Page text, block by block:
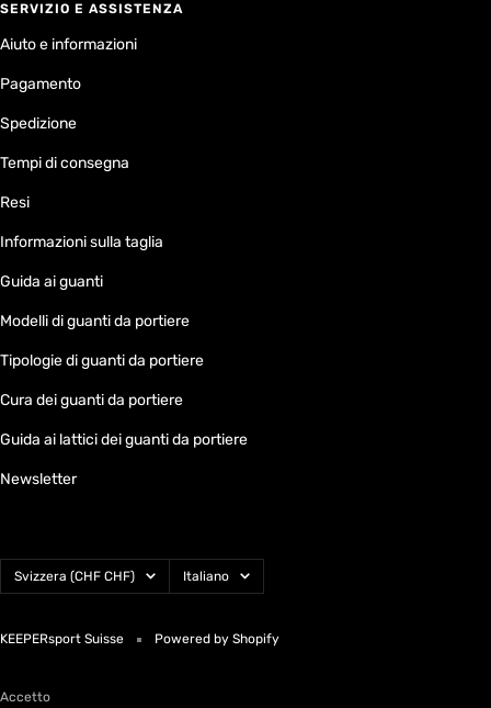
SERVIZIO E ASSISTENZA
Aiuto e informazioni
Pagamento
Spedizione
Tempi di consegna
Resi
Informazioni sulla taglia
Guida ai guanti
Modelli di guanti da portiere
Tipologie di guanti da portiere
Cura dei guanti da portiere
Guida ai lattici dei guanti da portiere
Newsletter
Paese/Area
geografica
Svizzera (CHF CHF) Lingua
Italiano
KEEPERsport Suisse Powered by Shopify
Accetto